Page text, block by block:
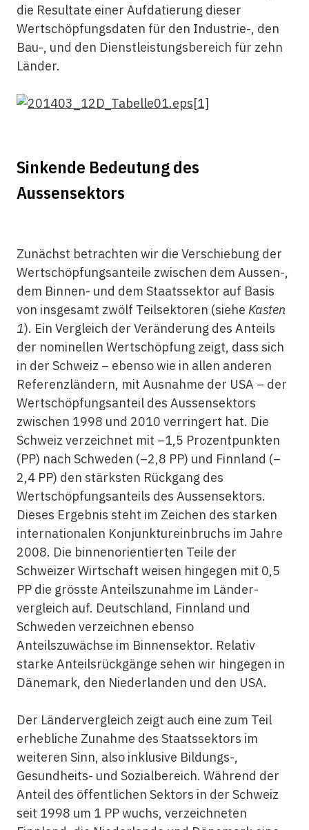
die Resul­tate einer Aufdatierung dieser
Wertschöpfungsdaten für den Industrie-, den
Bau-, und den Dienstleistungsbereich für zehn
Länder.
Sinkende Bedeutung des
Aussensektors
Zunächst betrachten wir die Verschiebung der
Wertschöpfungsanteile zwischen dem Aussen-,
dem Binnen- und dem Staatssektor auf Basis
von insgesamt zwölf Teilsektoren (siehe Kasten
1). Ein Vergleich der Veränderung des Anteils
der nominellen Wertschöpfung zeigt, dass sich
in der Schweiz – ebenso wie in allen anderen
Referenzländern, mit Ausnahme der USA – der
Wertschöpfungsanteil des Aussensektors
zwischen 1998 und 2010 verringert hat. Die
Schweiz verzeichnet mit –1,5 Prozentpunkten
(PP) nach Schweden (–2,8 PP) und Finnland (–
2,4 PP) den stärksten Rückgang des
Wertschöpfungsanteils des Aussensektors.
Dieses Ergebnis steht im Zeichen des starken
internationalen Konjunktureinbruchs im Jahre
2008. Die binnenorientierten Teile der
Schweizer Wirtschaft weisen hingegen mit 0,5
PP die grösste Anteilszunahme im Länder­
vergleich auf. Deutschland, Finnland und
Schweden verzeichnen ebenso
Anteilszuwächse im Binnensektor. Relativ
starke Anteilsrückgänge sehen wir hingegen in
Dänemark, den Niederlanden und den USA.
Der Ländervergleich zeigt auch eine zum Teil
erhebliche Zunahme des Staatssektors im
weiteren Sinn, also inklusive Bildungs-,
Gesundheits- und Sozialbereich. Während der
Anteil des öffentlichen Sektors in der Schweiz
seit 1998 um 1 PP wuchs, verzeichneten